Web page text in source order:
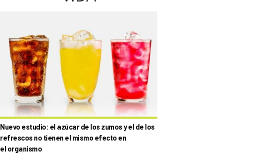
Nuevo estudio: el azúcar de los zumos y el de los
refrescos no tienen el mismo efecto en
el organismo